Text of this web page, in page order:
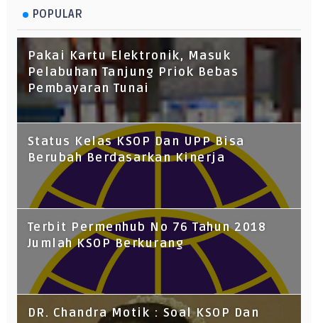
POPULAR
Pakai Kartu Elektronik, Masuk
Pelabuhan Tanjung Priok Bebas
Pembayaran Tunai
Status Kelas KSOP Dan UPP Bisa
Berubah Berdasarkan Kinerja
Terbit Permenhub No 76 Tahun 2018
Jumlah KSOP Berkurang
DR. Chandra Motik : Soal KSOP Dan